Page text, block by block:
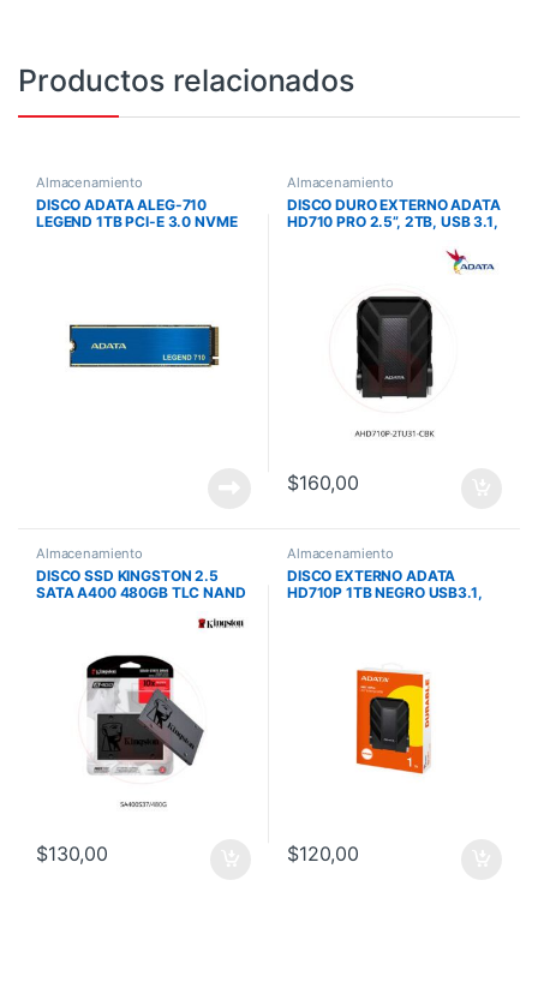
Productos relacionados
Almacenamiento
DISCO ADATA ALEG-710
LEGEND 1TB PCI-E 3.0 NVME
Almacenamiento
DISCO DURO EXTERNO ADATA
HD710 PRO 2.5”, 2TB, USB 3.1,
$160,00
Almacenamiento
DISCO SSD KINGSTON 2.5
SATA A400 480GB TLC NAND
$130,00
Almacenamiento
DISCO EXTERNO ADATA
HD710P 1TB NEGRO USB3.1,
$120,00